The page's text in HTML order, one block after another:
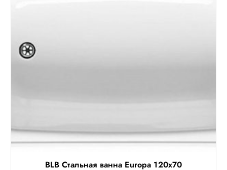
BLB Стальная ванна Europa 120х70